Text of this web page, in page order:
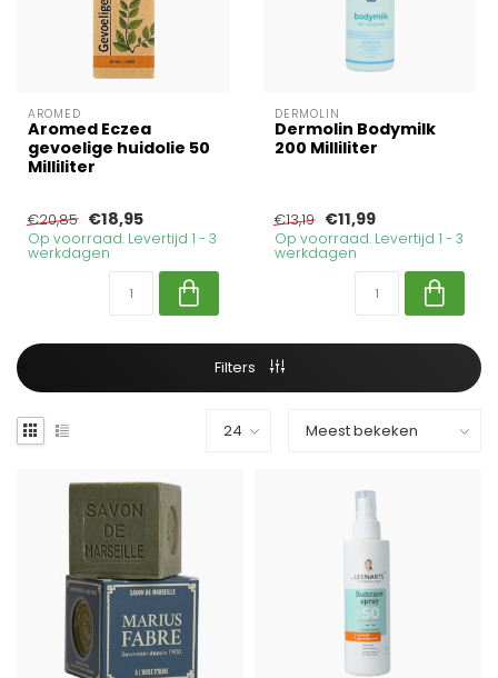
AROMED
Aromed Eczea
gevoelige huidolie 50
Milliliter
€20,85 €18,95
Op voorraad. Levertijd 1 - 3
werkdagen
DERMOLIN
Dermolin Bodymilk
200 Milliliter
€13,19 €11,99
Op voorraad. Levertijd 1 - 3
werkdagen
Filters